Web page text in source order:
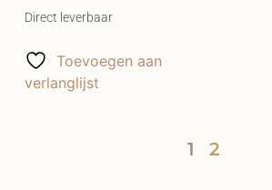
Direct leverbaar
Toevoegen aan
verlanglijst
1 2